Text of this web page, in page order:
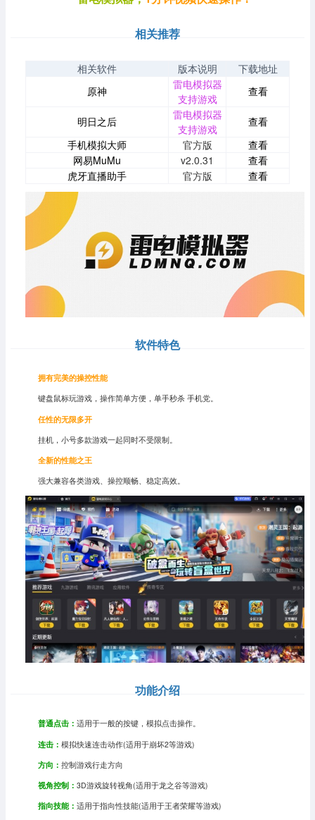
相关推荐
相关软件 版本说明
下载地址
原神
雷电模拟器
支持游戏
查看
明日之后
雷电模拟器
支持游戏
查看
手机模拟大师
官方版
查看
网易MuMu
v2.0.31
查看
虎牙直播助手
官方版 查看
软件特色
拥有完美的操控性能
键盘鼠标玩游戏，操作简单方便，单手秒杀 手机党。
任性的无限多开
挂机，小号多款游戏一起同时不受限制。
全新的性能之王
强大兼容各类游戏、操控顺畅、稳定高效。
功能介绍
普通点击： 适用于一般的按键，模拟点击操作。
连击： 模拟快速连击动作(适用于崩坏2等游戏)
方向： 控制游戏行走方向
视角控制： 3D游戏旋转视角(适用于龙之谷等游戏)
指向技能： 适用于指向性技能(适用于王者荣耀等游戏)